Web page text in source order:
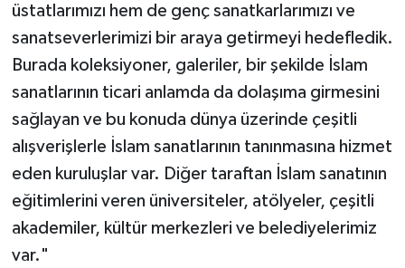
üstatlarımızı hem de genç sanatkarlarımızı ve
sanatseverlerimizi bir araya getirmeyi hedefledik.
Burada koleksiyoner, galeriler, bir şekilde İslam
sanatlarının ticari anlamda da dolaşıma girmesini
sağlayan ve bu konuda dünya üzerinde çeşitli
alışverişlerle İslam sanatlarının tanınmasına hizmet
eden kuruluşlar var. Diğer taraftan İslam sanatının
eğitimlerini veren üniversiteler, atölyeler, çeşitli
akademiler, kültür merkezleri ve belediyelerimiz
var."
İstanbul Müftülüğü
Kahramanmaraş Müftülüğü
Karabük Müftülüğü
Karaman Müftülüğü